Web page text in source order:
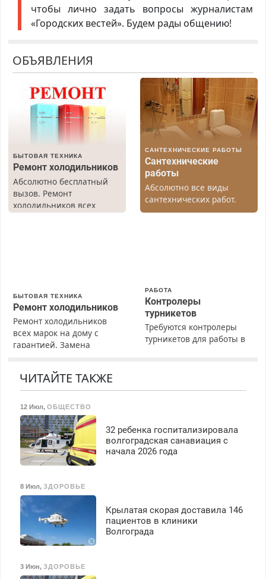
чтобы лично задать вопросы журналистам
«Городских вестей». Будем рады общению!
ОБЪЯВЛЕНИЯ
БЫТОВАЯ ТЕХНИКА
Ремонт холодильников
Абсолютно бесплатный
вызов. Ремонт
холодильников всех
САНТЕХНИЧЕСКИЕ РАБОТЫ
Сантехнические
работы
Абсолютно все виды
сантехнических работ.
Быстро. Качественно.
БЫТОВАЯ ТЕХНИКА
Ремонт холодильников
Ремонт холодильников
всех марок на дому с
гарантией. Замена
Недорого. Без выходных.
Все районы. Скидка.
Вызов бесплатный.
РАБОТА
Контролеры
турникетов
Требуются контролеры
турникетов для работы в
Ежемесячно
выплачивается денежная
премия. Возможно
безопасности с з/п до
125000 руб.
ЧИТАЙТЕ ТАКЖЕ
12 Июл, ОБЩЕСТВО
32 ребенка госпитализировала
волгоградская санавиация с
начала 2026 года
8 Июл, ЗДОРОВЬЕ
Крылатая скорая доставила 146
пациентов в клиники
Волгограда
3 Июн, ЗДОРОВЬЕ